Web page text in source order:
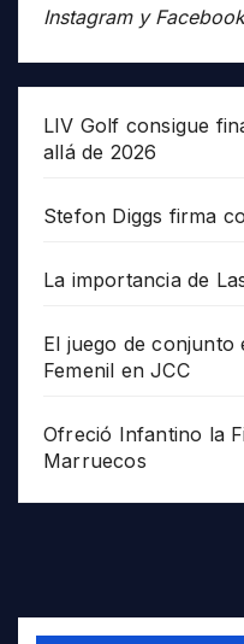
Instagram y
LIV Golf consigue
allá de 2026
Stefon Diggs firma
La importancia de
El juego de
Femenil en JCC
Ofreció Infantino la
Marruecos